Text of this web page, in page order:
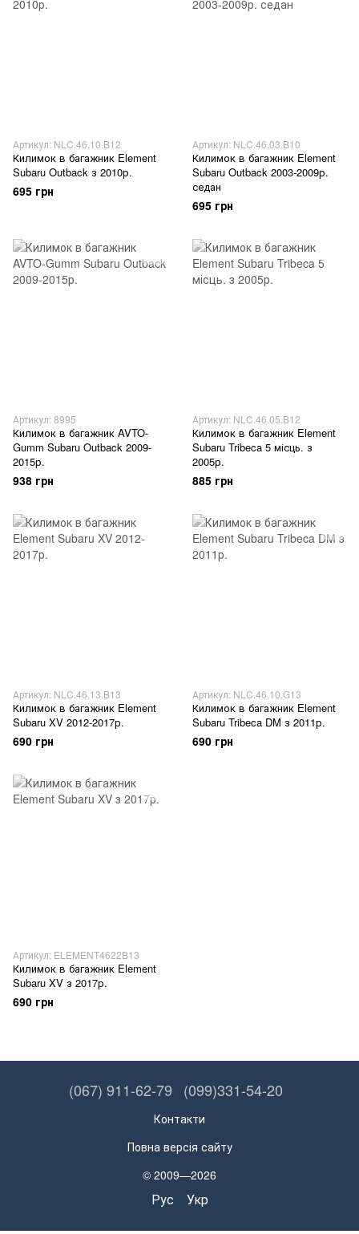
Артикул: NLC.46.10.B12
Килимок в багажник Element
Subaru Outback з 2010р.
695 грн
Артикул: NLC.46.03.B10
Килимок в багажник Element
Subaru Outback 2003-2009р.
седан
695 грн
Артикул: 8995
Килимок в багажник AVTO-
Gumm Subaru Outback 2009-
2015р.
938 грн
Артикул: NLC.46.05.B12
Килимок в багажник Element
Subaru Tribeca 5 місць. з
2005р.
885 грн
Артикул: NLC.46.13.B13
Килимок в багажник Element
Subaru XV 2012-2017р.
690 грн
Артикул: NLC.46.10.G13
Килимок в багажник Element
Subaru Tribeca DM з 2011р.
690 грн
Артикул: ELEMENT4622B13
Килимок в багажник Element
Subaru XV з 2017р.
690 грн
(067) 911-62-79 (099)331-54-20
Контакти
Повна версія сайту
© 2009—2026
Рус Укр